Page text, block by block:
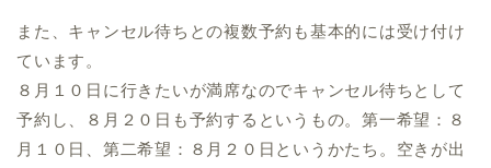
また、キャンセル待ちとの複数予約も基本的には受け付け
ています。
８月１０日に行きたいが満席なのでキャンセル待ちとして
予約し、８月２０日も予約するというもの。第一希望：８
月１０日、第二希望：８月２０日というかたち。空きが出